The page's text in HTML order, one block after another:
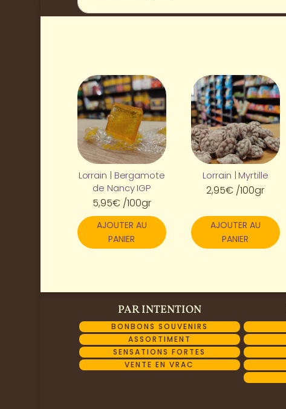
Lorrain | Bergamote
de Nancy IGP
5,95€ /100gr
AJOUTER AU
PANIER
Lorrain | Myrtille
2,95€ /100gr
AJOUTER AU
PANIER
PAR INTENTION
BONBONS SOUVENIRS
ASSORTIMENT
SENSATIONS FORTES
VENTE EN VRAC